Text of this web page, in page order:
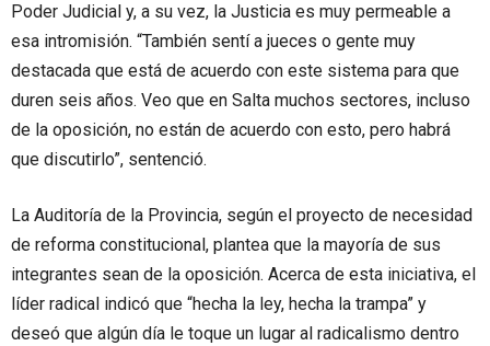
Poder Judicial y, a su vez, la Justicia es muy permeable a
esa intromisión. “También sentí a jueces o gente muy
destacada que está de acuerdo con este sistema para que
duren seis años. Veo que en Salta muchos sectores, incluso
de la oposición, no están de acuerdo con esto, pero habrá
que discutirlo”, sentenció.
La Auditoría de la Provincia, según el proyecto de necesidad
de reforma constitucional, plantea que la mayoría de sus
integrantes sean de la oposición. Acerca de esta iniciativa, el
líder radical indicó que “hecha la ley, hecha la trampa” y
deseó que algún día le toque un lugar al radicalismo dentro